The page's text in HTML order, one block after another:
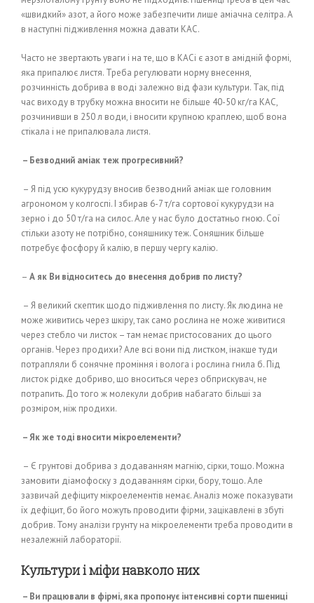
«швидкий» азот, а його може забезпечити лише аміачна селітра. А
в наступні підживлення можна давати КАС.
Часто не звертають уваги і на те, що в КАСі є азот в амідній формі,
яка припалює листя. Треба регулювати норму внесення,
розчинність добрива в воді залежно від фази культури. Так, під
час виходу в трубку можна вносити не більше 40-50 кг/га КАС,
розчинивши в 250 л води, і вносити крупною краплею, щоб вона
стікала і не припалювала листя.
– Безводний аміак теж прогресивний?
– Я під усю кукурудзу вносив безводний аміак ще головним
агрономом у колгоспі. І збирав 6-7 т/га сортової кукурудзи на
зерно і до 50 т/га на силос. Але у нас було достатньо гною. Сої
стільки азоту не потрібно, соняшнику теж. Соняшник більше
потребує фосфору й калію, в першу чергу калію.
– А як Ви відноситесь до внесення добрив по листу?
– Я великий скептик щодо підживлення по листу. Як людина не
може живитись через шкіру, так само рослина не може живитися
через стебло чи листок – там немає пристосованих до цього
органів. Через продихи? Але всі вони під листком, інакше туди
потрапляли б сонячне проміння і волога і рослина гнила б. Під
листок рідке добриво, що вноситься через обприскувач, не
потрапить. До того ж молекули добрив набагато більші за
розміром, ніж продихи.
– Як же тоді вносити мікроелементи?
– Є грунтові добрива з додаванням магнію, сірки, тощо. Можна
замовити діамофоску з додаванням сірки, бору, тощо. Але
зазвичай дефіциту мікроелементів немає. Аналіз може показувати
їх дефіцит, бо його можуть проводити фірми, зацікавлені в збуті
добрив. Тому аналізи грунту на мікроелементи треба проводити в
незалежній лабораторії.
Культури і міфи навколо них
– Ви працювали в фірмі, яка пропонує інтенсивні сорти пшениці